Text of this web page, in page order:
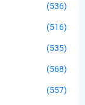
(536)
(516)
(535)
(568)
(557)